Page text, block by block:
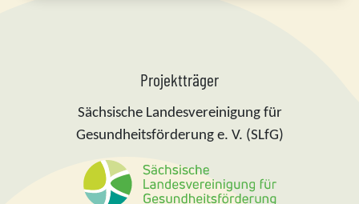
Projektträger
Sächsische Landesvereinigung für
Gesundheitsförderung e. V. (SLfG)